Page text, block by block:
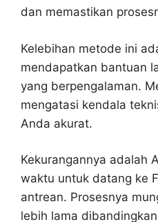
dan memastikan
Kelebihan metode ini
mendapatkan bantuan
yang berpengalaman.
mengatasi kendala
Anda akurat.
Kekurangannya adalah
waktu untuk datang ke
antrean. Prosesnya
lebih lama